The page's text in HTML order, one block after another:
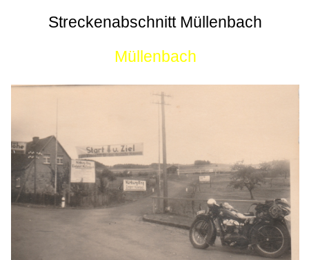
Streckenabschnitt Müllenbach
Müllenbach